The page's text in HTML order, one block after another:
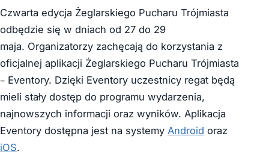
Czwarta edycja Żeglarskiego Pucharu Trójmiasta
odbędzie się w dniach od 27 do 29
maja. Organizatorzy zachęcają do korzystania z
oficjalnej aplikacji Żeglarskiego Pucharu Trójmiasta
– Eventory. Dzięki Eventory uczestnicy regat będą
mieli stały dostęp do programu wydarzenia,
najnowszych informacji oraz wyników. Aplikacja
Eventory dostępna jest na systemy Android oraz
iOS.